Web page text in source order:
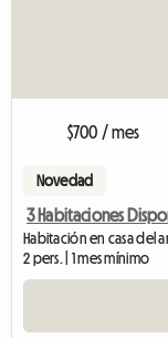
$700 / mes
Novedad
3 Habitaciones
Habitación en casa del
2 pers. | 1 mes mínimo